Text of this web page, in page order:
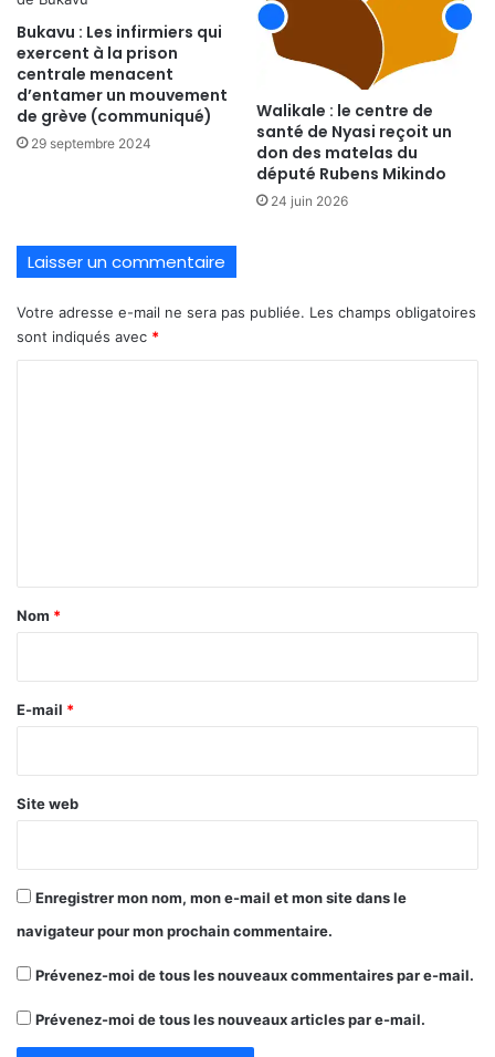
Bukavu : Les infirmiers qui
exercent à la prison
centrale menacent
d’entamer un mouvement
de grève (communiqué)
29 septembre 2024
Walikale : le centre de
santé de Nyasi reçoit un
don des matelas du
député Rubens Mikindo
24 juin 2026
Laisser un commentaire
Votre adresse e-mail ne sera pas publiée. Les champs obligatoires
sont indiqués avec *
a
e
Nom *
E-mail *
Site web
Enregistrer mon nom, mon e-mail et mon site dans le
navigateur pour mon prochain commentaire.
Prévenez-moi de tous les nouveaux commentaires par e-mail.
Prévenez-moi de tous les nouveaux articles par e-mail.